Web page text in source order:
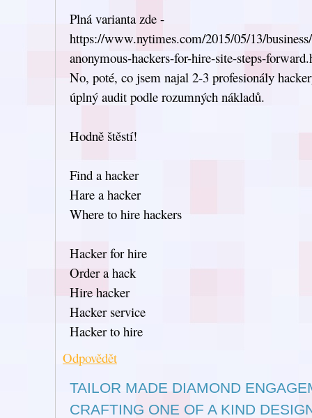
Plná varianta zde -
https://www.nytimes.com/2015/05/13/
anonymous-hackers-for-hire-site-steps-
No, poté, co jsem najal 2-3 profesionály
úplný audit podle rozumných nákladů.
Hodně štěstí!
Find a hacker
Hare a hacker
Where to hire hackers
Hacker for hire
Order a hack
Hire hacker
Hacker service
Hacker to hire
Odpovědět
TAILOR MADE DIAMOND
CRAFTING ONE OF A KIND